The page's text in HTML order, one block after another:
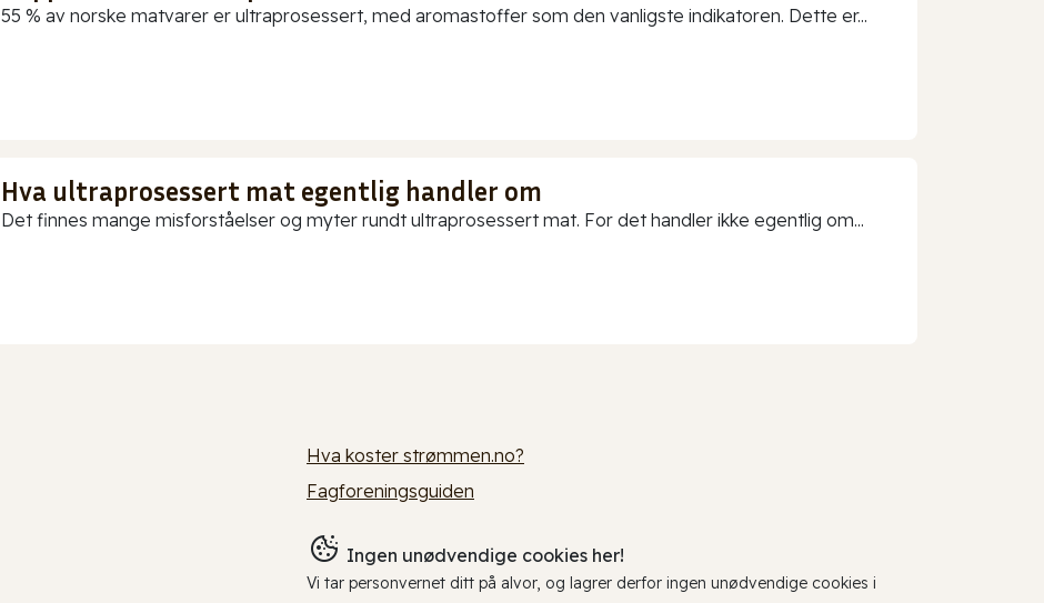
55 % av norske matvarer er ultraprosessert, med aromastoffer som den vanligste indikatoren. Dette er...
Hva ultraprosessert mat egentlig handler om
Det finnes mange misforståelser og myter rundt ultraprosessert mat. For det handler ikke egentlig om...
Hva koster strømmen.no?
Fagforeningsguiden
Ingen unødvendige cookies her!
Vi tar personvernet ditt på alvor, og lagrer derfor ingen unødvendige cookies i